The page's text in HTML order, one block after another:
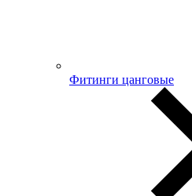
Фитинги цанговые